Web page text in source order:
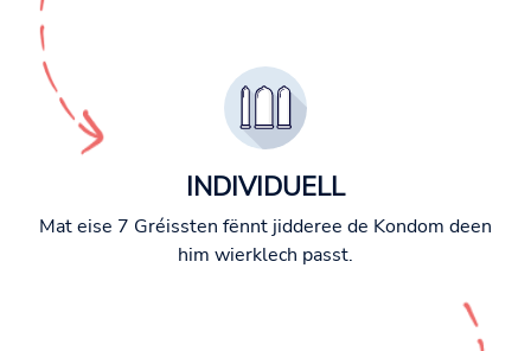
INDIVIDUELL
Mat eise 7 Gréissten fënnt jidderee de Kondom deen
him wierklech passt.